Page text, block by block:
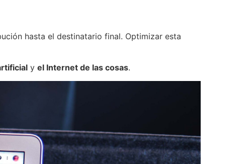
hasta el destinatario final. Optimizar esta
y el Internet de las cosas.